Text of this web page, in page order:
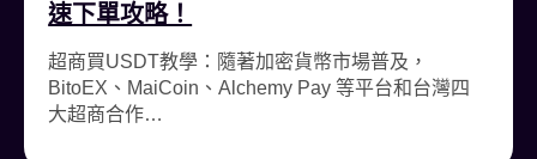
速下單攻略！
超商買USDT教學：隨著加密貨幣市場普及，
BitoEX、MaiCoin、Alchemy Pay 等平台和台灣四
大超商合作…